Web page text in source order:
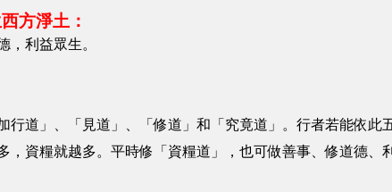
方淨土：
，利益眾生。
行道」、「見道」、「修道」和「究竟道」。行者若能依此
資糧就越多。平時修「資糧道」，也可做善事、修道德、